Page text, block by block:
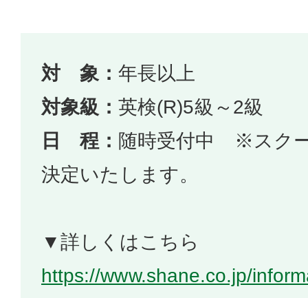
対 象：年長以上
対象級：英検(R)5級～2級
日 程： 随時受付中 ※スク
決定いたします。
▼詳しくはこちら
https://www.shane.co.jp/